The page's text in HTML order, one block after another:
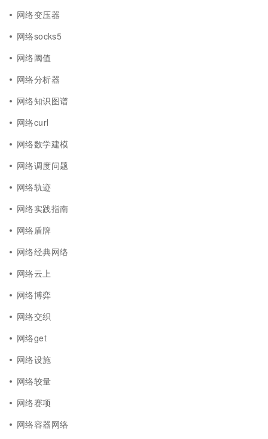
网络变压器
网络socks5
网络阈值
网络分析器
网络知识图谱
网络curl
网络数学建模
网络调度问题
网络轨迹
网络实践指南
网络盾牌
网络经典网络
网络云上
网络博弈
网络交织
网络get
网络设施
网络较量
网络赛项
网络容器网络